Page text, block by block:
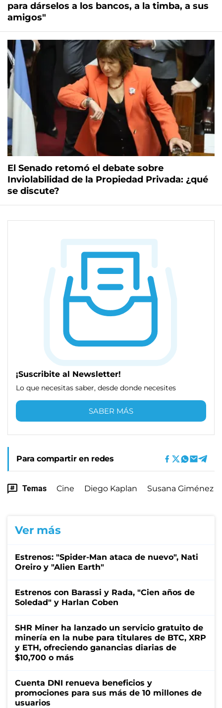
para dárselos a los bancos, a la timba, a sus
amigos"
El Senado retomó el debate sobre
Inviolabilidad de la Propiedad Privada: ¿qué
se discute?
¡Suscribite al Newsletter!
Lo que necesitas saber, desde donde necesites
SABER MÁS
Para compartir en redes
Temas Cine Diego Kaplan Susana Giménez
Ver más
Estrenos: "Spider-Man ataca de nuevo", Nati
Oreiro y "Alien Earth"
Estrenos con Barassi y Rada, "Cien años de
Soledad" y Harlan Coben
SHR Miner ha lanzado un servicio gratuito de
minería en la nube para titulares de BTC, XRP
y ETH, ofreciendo ganancias diarias de
$10,700 o más
Cuenta DNI renueva beneficios y
promociones para sus más de 10 millones de
usuarios